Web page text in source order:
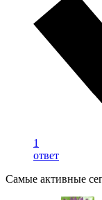
1
ответ
Самые активные